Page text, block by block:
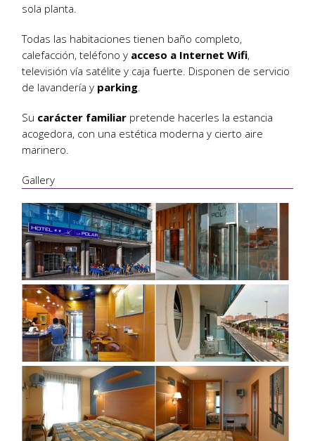
sola planta.
Todas las habitaciones tienen baño completo,
calefacción, teléfono y acceso a Internet Wifi,
televisión vía satélite y caja fuerte. Disponen de servicio
de lavandería y parking.
Su carácter familiar pretende hacerles la estancia
acogedora, con una estética moderna y cierto aire
marinero.
Gallery